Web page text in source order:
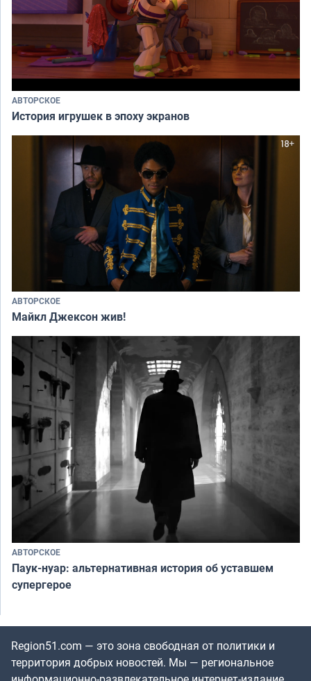
АВТОРСКОЕ
История игрушек в эпоху экранов
АВТОРСКОЕ
Майкл Джексон жив!
АВТОРСКОЕ
Паук-нуар: альтернативная история об уставшем
супергерое
Region51.com — это зона свободная от политики и
территория добрых новостей. Мы — региональное